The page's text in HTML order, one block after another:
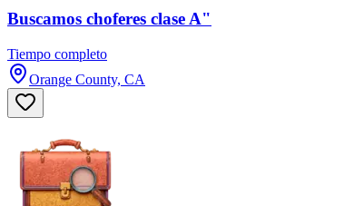
Buscamos choferes clase A"
Tiempo completo
Orange County, CA